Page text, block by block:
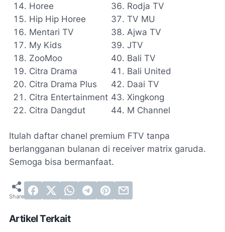
Horee
Hip Hip Horee
Mentari TV
My Kids
ZooMoo
Citra Drama
Citra Drama Plus
Citra Entertainment
Citra Dangdut
Rodja TV
TV MU
Ajwa TV
JTV
Bali TV
Bali United
Daai TV
Xingkong
M Channel
Itulah daftar chanel premium FTV tanpa
berlangganan bulanan di receiver matrix garuda.
Semoga bisa bermanfaat.
Artikel Terkait